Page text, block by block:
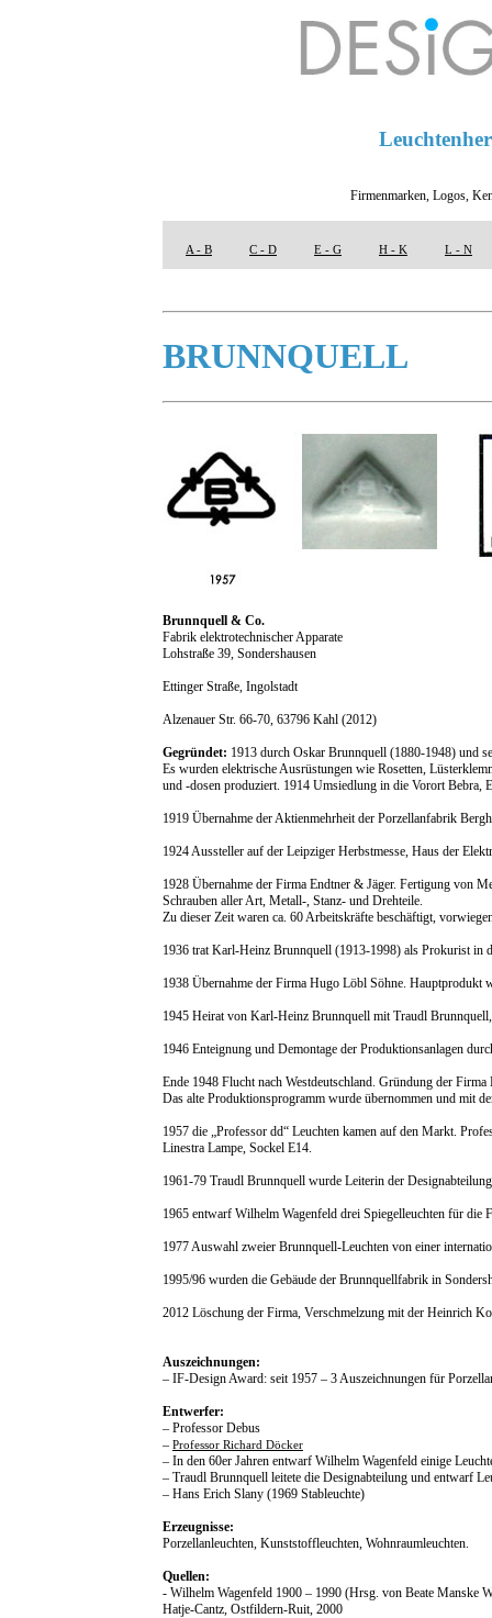
Firmenmarken, Logos,
A - B C - D E - G H - K L - N
BRUNNQUELL
Brunnquell & Co.
Fabrik elektrotechnischer Apparate
Lohstraße 39, Sondershausen
Ettinger Straße, Ingolstadt
Alzenauer Str. 66-70, 63796 Kahl (2012)
Gegründet: 1913 durch Oskar Brunnquell (1880-1948) und
Es wurden elektrische Ausrüstungen wie Rosetten,
und -dosen produziert. 1914 Umsiedlung in die Vorort Bebra,
1919 Übernahme der Aktienmehrheit der Porzellanfabrik
1924 Aussteller auf der Leipziger Herbstmesse, Haus der
1928 Übernahme der Firma Endtner & Jäger. Fertigung von
Schrauben aller Art, Metall-, Stanz- und Drehteile.
Zu dieser Zeit waren ca. 60 Arbeitskräfte beschäftigt,
1936 trat Karl-Heinz Brunnquell (1913-1998) als Prokurist in
1938 Übernahme der Firma Hugo Löbl Söhne. Hauptprodukt
1945 Heirat von Karl-Heinz Brunnquell mit Traudl
1946 Enteignung und Demontage der Produktionsanlagen
Ende 1948 Flucht nach Westdeutschland. Gründung der
Das alte Produktionsprogramm wurde übernommen und mit
1957 die „Professor dd“ Leuchten kamen auf den Markt.
Linestra Lampe, Sockel E14.
1961-79 Traudl Brunnquell wurde Leiterin der
1965 entwarf Wilhelm Wagenfeld drei Spiegelleuchten für die
1977 Auswahl zweier Brunnquell-Leuchten von einer
1995/96 wurden die Gebäude der Brunnquellfabrik in
2012 Löschung der Firma, Verschmelzung mit der Heinrich
Auszeichnungen:
– IF-Design Award: seit 1957 – 3 Auszeichnungen für
Entwerfer:
– Professor Debus
– Professor Richard Döcker
– In den 60er Jahren entwarf Wilhelm Wagenfeld einige
– Traudl Brunnquell leitete die Designabteilung und entwarf
– Hans Erich Slany (1969 Stableuchte)
Erzeugnisse:
Porzellanleuchten, Kunststoffleuchten, Wohnraumleuchten.
Quellen:
- Wilhelm Wagenfeld 1900 – 1990 (Hrsg. von Beate Manske
Hatje-Cantz, Ostfildern-Ruit, 2000